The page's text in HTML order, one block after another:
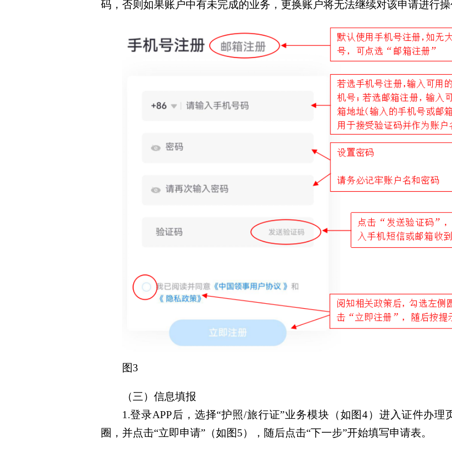
码，否则如果账户中有未完成的业务，更换账户将无法继续对该申请进行
图3
（三）信息填报
1.登录APP后，选择“护照/旅行证”业务模块（如图4）进入证件办
圈，并点击“立即申请”（如图5），随后点击“下一步”开始填写申请表。